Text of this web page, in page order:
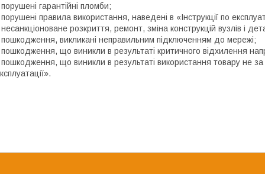
порушені гарантійні пломби;
порушені правила використання, наведені в «Інструкції по
несанкціоноване розкриття, ремонт, зміна конструкцій вузлів і
пошкодження, викликані неправильним підключенням до мережі;
пошкодження, що виникли в результаті критичного відхилення
пошкодження, що виникли в результаті використання товару не